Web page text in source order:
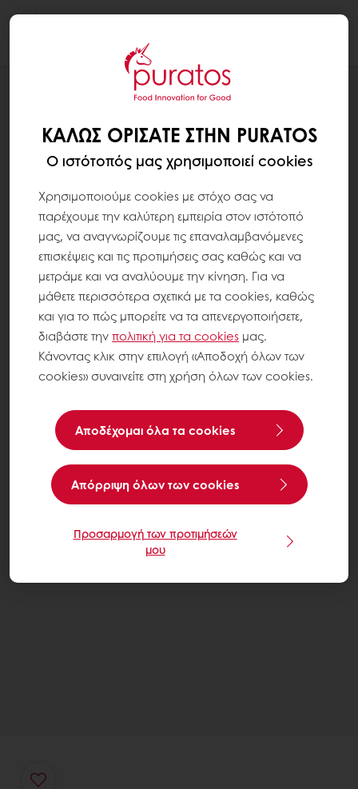
ΚΑΛΏΣ ΟΡΊΣΑΤΕ ΣΤΗΝ PURATOS
Ο ιστότοπός μας χρησιμοποιεί cookies
Χρησιμοποιούμε cookies με στόχο σας να
παρέχουμε την καλύτερη εμπειρία στον ιστότοπό
μας, να αναγνωρίζουμε τις επαναλαμβανόμενες
επισκέψεις και τις προτιμήσεις σας καθώς και να
μετράμε και να αναλύουμε την κίνηση. Για να
μάθετε περισσότερα σχετικά με τα cookies, καθώς
και για το πώς μπορείτε να τα απενεργοποιήσετε,
διαβάστε τηνπολιτική για τα cookies μας.
Κάνοντας κλικ στην επιλογή «Αποδοχή όλων των
cookies» συναινείτε στη χρήση όλων των cookies.
Αποδέχομαι όλα τα cookies
Aπόρριψη όλων των cookies
Προσαρμογή των προτιμήσεών
μου